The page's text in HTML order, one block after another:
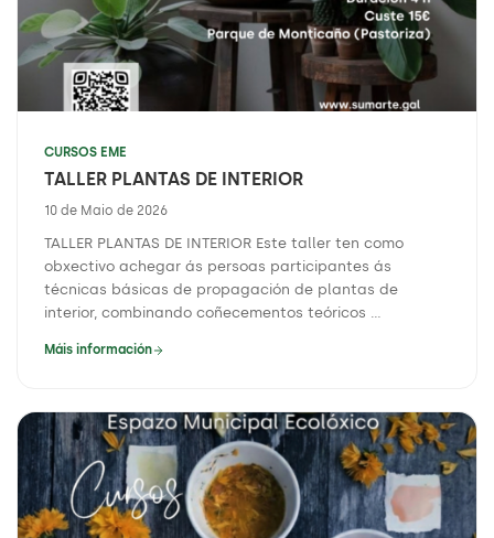
CURSOS EME
TALLER PLANTAS DE INTERIOR
10 de Maio de 2026
TALLER PLANTAS DE INTERIOR Este taller ten como
obxectivo achegar ás persoas participantes ás
técnicas básicas de propagación de plantas de
interior, combinando coñecementos teóricos ...
Máis información